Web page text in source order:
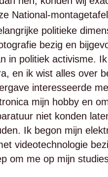
National-montagetafel
politieke
bezig en
in politiek activisme.
en ik wist alles over
interesseerde
mijn hobby en
niet konden
Ik begon mijn
videotechnologie
om me op mijn